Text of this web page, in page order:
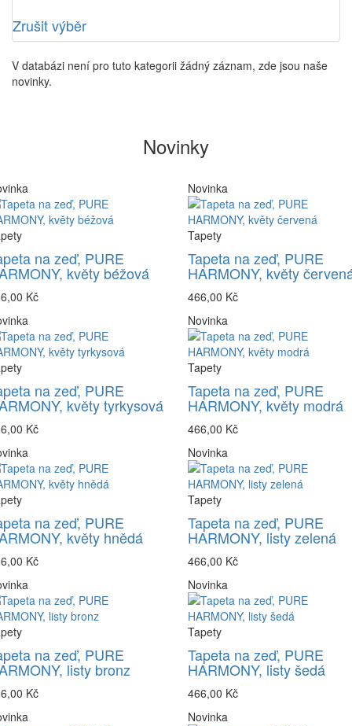
Zrušit výběr
V databázi není pro tuto kategorii žádný záznam, zde jsou naše
novinky.
Novinky
na zeď, PURE
květy béžová
Kč
Novinka
Tapety
Tapeta na zeď, PURE
HARMONY, květy
466,00 Kč
na zeď, PURE
květy tyrkysová
Kč
Novinka
Tapety
Tapeta na zeď, PURE
HARMONY, květy modrá
466,00 Kč
na zeď, PURE
květy hnědá
Kč
Novinka
Tapety
Tapeta na zeď, PURE
HARMONY, listy zelená
466,00 Kč
na zeď, PURE
listy bronz
Kč
Novinka
Tapety
Tapeta na zeď, PURE
HARMONY, listy šedá
466,00 Kč
Novinka